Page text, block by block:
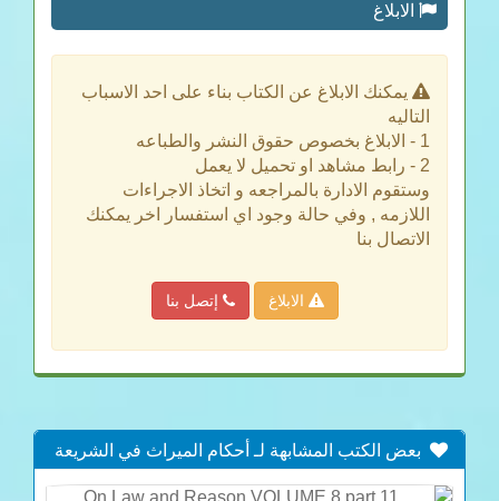
الابلاغ
يمكنك الابلاغ عن الكتاب بناء على احد الاسباب
التاليه
1 - الابلاغ بخصوص حقوق النشر والطباعه
2 - رابط مشاهد او تحميل لا يعمل
وستقوم الادارة بالمراجعه و اتخاذ الاجراءات
اللازمه , وفي حالة وجود اي استفسار اخر يمكنك
الاتصال بنا
الابلاغ إتصل بنا
بعض الكتب المشابهة لـ أحكام الميراث في الشريعة
الإسلامية